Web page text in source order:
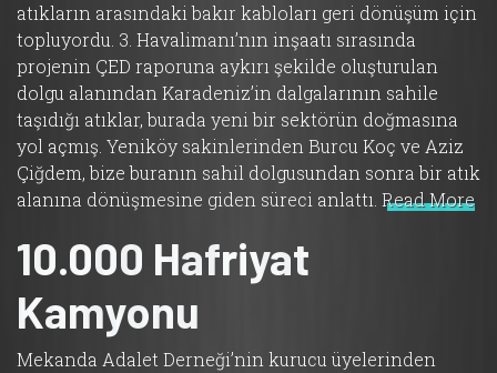
atıkların arasındaki bakır kabloları geri dönüşüm için
topluyordu. 3. Havalimanı’nın inşaatı sırasında
projenin ÇED raporuna aykırı şekilde oluşturulan
dolgu alanından Karadeniz’in dalgalarının sahile
taşıdığı atıklar, burada yeni bir sektörün doğmasına
yol açmış. Yeniköy sakinlerinden Burcu Koç ve Aziz
Çiğdem, bize buranın sahil dolgusundan sonra bir atık
alanına dönüşmesine giden süreci anlattı. Read More
10.000 Hafriyat
Kamyonu
Mekanda Adalet Derneği’nin kurucu üyelerinden